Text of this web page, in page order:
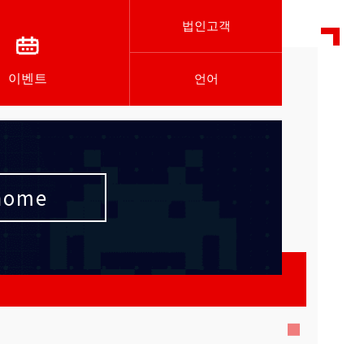
이벤트
법인고객
언어